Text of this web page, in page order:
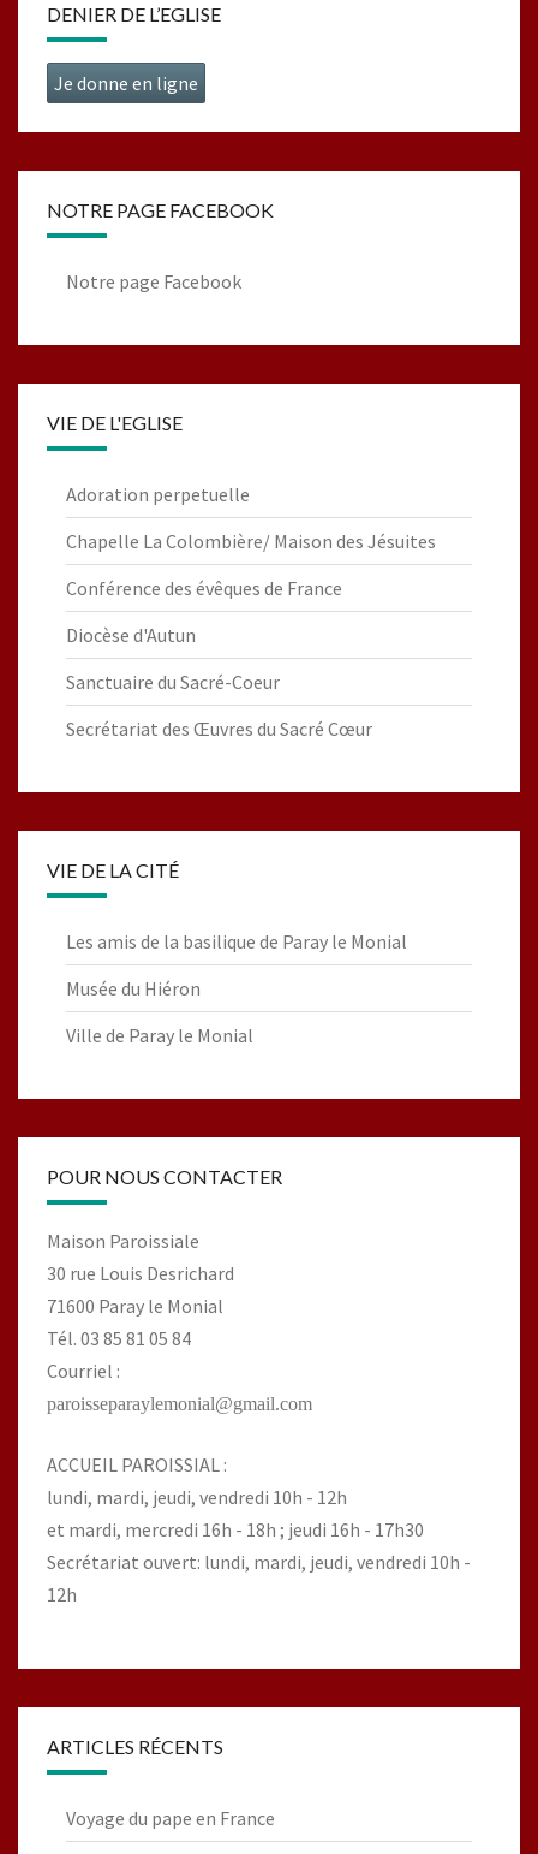
DENIER DE L’EGLISE
Je donne en ligne
NOTRE PAGE FACEBOOK
Notre page Facebook
VIE DE L'EGLISE
Adoration perpetuelle
Chapelle La Colombière/ Maison des Jésuites
Conférence des évêques de France
Diocèse d'Autun
Sanctuaire du Sacré-Coeur
Secrétariat des Œuvres du Sacré Cœur
VIE DE LA CITÉ
Les amis de la basilique de Paray le Monial
Musée du Hiéron
Ville de Paray le Monial
POUR NOUS CONTACTER
Maison Paroissiale
30 rue Louis Desrichard
71600 Paray le Monial
Tél. 03 85 81 05 84
Courriel :
paroisseparaylemonial@gmail.com
ACCUEIL PAROISSIAL :
lundi, mardi, jeudi, vendredi 10h - 12h
et mardi, mercredi 16h - 18h ; jeudi 16h - 17h30
Secrétariat ouvert: lundi, mardi, jeudi, vendredi 10h -
12h
ARTICLES RÉCENTS
Voyage du pape en France